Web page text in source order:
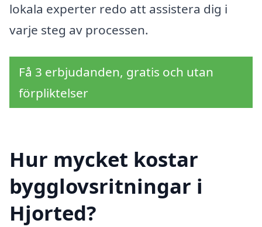
lokala experter redo att assistera dig i
varje steg av processen.
Få 3 erbjudanden, gratis och utan
förpliktelser
Hur mycket kostar
bygglovsritningar i
Hjorted?